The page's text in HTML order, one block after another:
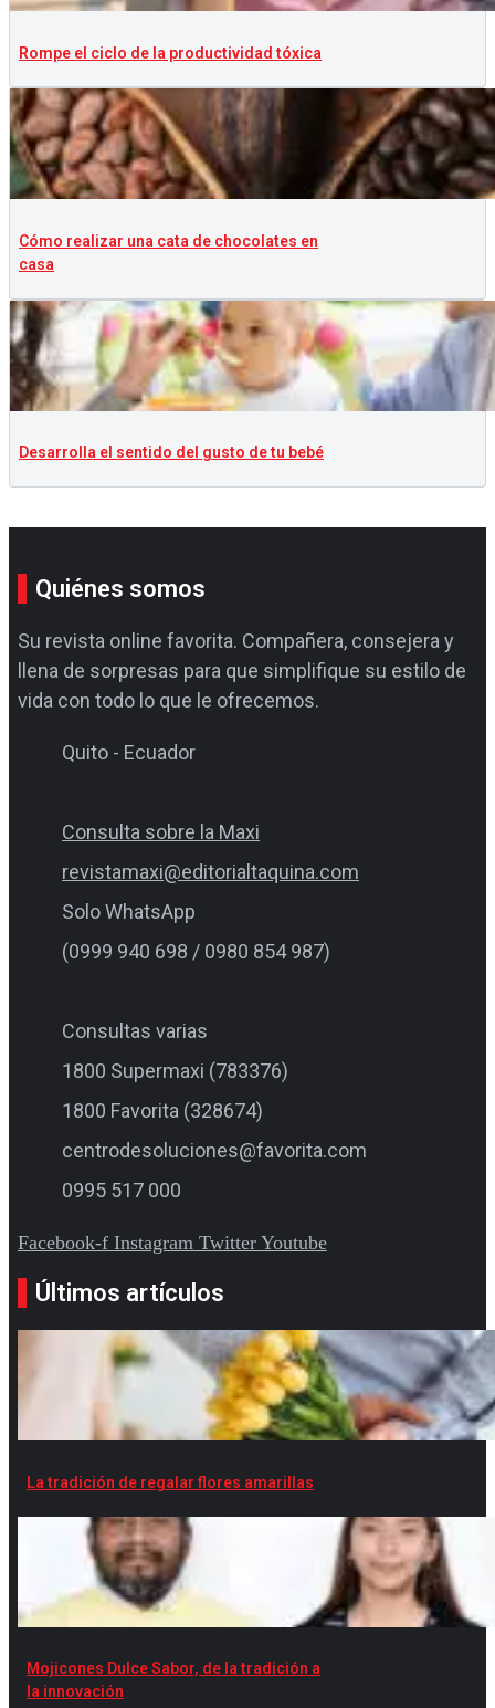
Rompe el ciclo de la productividad tóxica
Cómo realizar una cata de chocolates en
casa
Desarrolla el sentido del gusto de tu bebé
Quiénes somos
Su revista online favorita. Compañera, consejera y
llena de sorpresas para que simplifique su estilo de
vida con todo lo que le ofrecemos.
Quito - Ecuador
Consulta sobre la Maxi
revistamaxi@editorialtaquina.com
Solo WhatsApp
(0999 940 698 / 0980 854 987)
Consultas varias
1800 Supermaxi (783376)
1800 Favorita (328674)
centrodesoluciones@favorita.com
0995 517 000
Facebook-f Instagram Twitter Youtube
Últimos artículos
La tradición de regalar flores amarillas
Mojicones Dulce Sabor, de la tradición a
la innovación